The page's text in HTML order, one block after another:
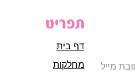
תפריט
דף בית
מחלקות